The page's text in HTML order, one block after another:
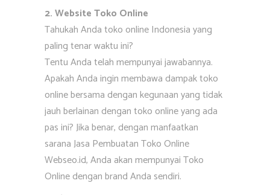
2. Website Toko Online
Tahukah Anda toko online Indonesia yang
paling tenar waktu ini?
Tentu Anda telah mempunyai jawabannya.
Apakah Anda ingin membawa dampak toko
online bersama dengan kegunaan yang tidak
jauh berlainan dengan toko online yang ada
pas ini? Jika benar, dengan manfaatkan
sarana Jasa Pembuatan Toko Online
Webseo.id, Anda akan mempunyai Toko
Online dengan brand Anda sendiri.